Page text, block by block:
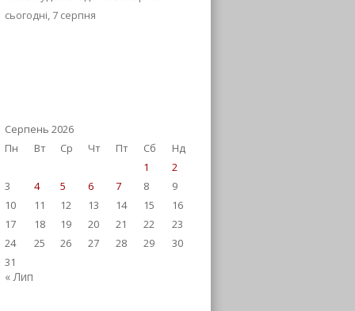
сьогодні, 7 серпня
Серпень 2026
Пн
Вт Ср Чт Пт Сб
Нд
1
2
3
4 5 6 7 8
9
10
11 12 13 14 15
16
17
18 19 20 21 22
23
24
25 26 27 28 29
30
31
« Лип